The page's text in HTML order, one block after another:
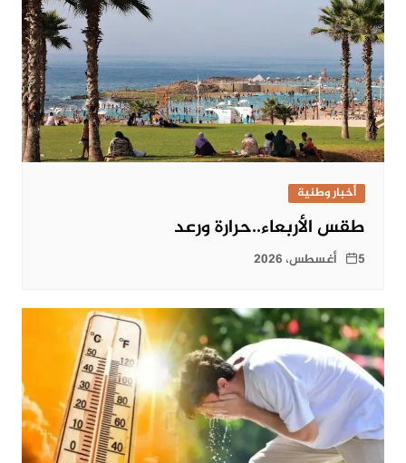
أخبار وطنية
طقس الأربعاء..حرارة ورعد
5 أغسطس، 2026